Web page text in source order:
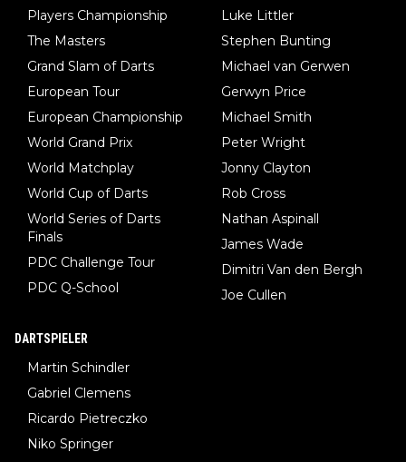
Players Championship
The Masters
Grand Slam of Darts
European Tour
European Championship
World Grand Prix
World Matchplay
World Cup of Darts
World Series of Darts
Finals
PDC Challenge Tour
PDC Q-School
Luke Littler
Stephen Bunting
Michael van Gerwen
Gerwyn Price
Michael Smith
Peter Wright
Jonny Clayton
Rob Cross
Nathan Aspinall
James Wade
Dimitri Van den Bergh
Joe Cullen
DARTSPIELER
Martin Schindler
Gabriel Clemens
Ricardo Pietreczko
Niko Springer